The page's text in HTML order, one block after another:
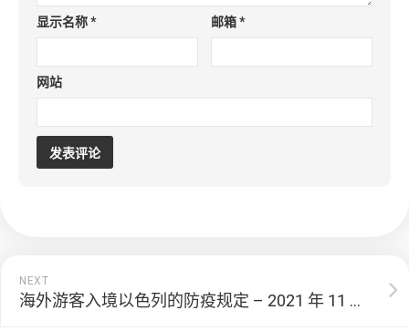
显示名称* 邮箱*
网站
NEXT
海外游客入境以色列的防疫规定 – 2021 年 11 月版